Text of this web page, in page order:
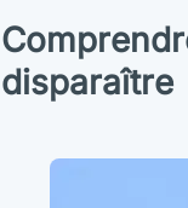
disparaître